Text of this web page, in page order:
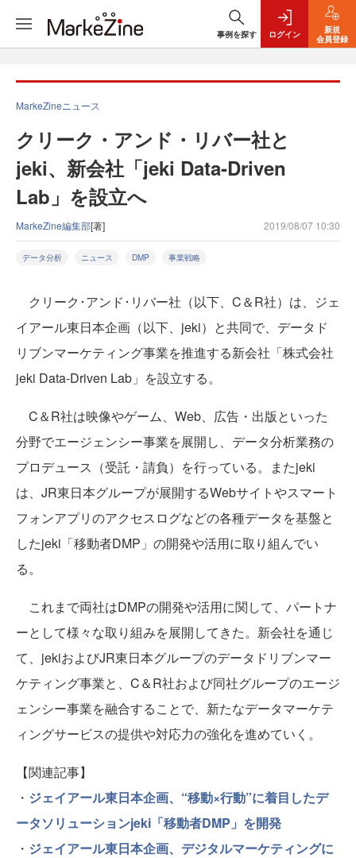
事例を探す ログイン
新規
会員登録
MarkeZineニュース
クリーク・アンド・リバー社と
jeki、新会社「jeki Data-Driven
Lab」を設立へ
MarkeZine編集部[著] 2019/08/07 10:30
データ分析 ニュース DMP 事業戦略
クリーク･アンド･リバー社（以下、C＆R社）は、ジェ
イアール東日本企画（以下、jeki）と共同で、データド
リブンマーケティング事業を推進する新会社「株式会社
jeki Data-Driven Lab」を設立する。
C＆R社は映像やゲーム、Web、広告・出版といった
分野でエージェンシー事業を展開し、データ分析業務の
プロデュース（受託・請負）を行っている。またjeki
は、JR東日本グループが展開するWebサイトやスマート
フォンアプリのアクセスログなどの各種データを基盤と
したjeki「移動者DMP」の開発や活用に取り組んでい
る。
これまで両社はDMPの開発や活用に関して、パートナ
ーとして様々な取り組みを展開してきた。新会社を通じ
て、jekiおよびJR東日本グループのデータドリブンマー
ケティング事業と、C＆R社および同社グループのエージ
ェンシー事業を融合することで、新たなデータマーケテ
ィングサービスの提供や対応力の強化を進めていく。
【関連記事】
・ ジェイアール東日本企画、“移動×行動”に着目したデ
ータソリューションjeki「移動者DMP」を開発
・ ジェイアール東日本企画、デジタルマーケティングに